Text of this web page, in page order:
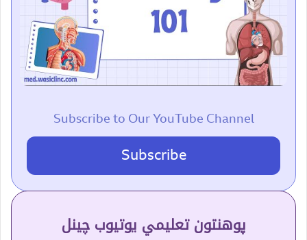
Subscribe to Our YouTube Channel
Subscribe
پوهنتون تعلیمي یوتیوب چینل